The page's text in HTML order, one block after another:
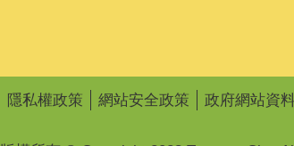
隱私權政策 網站安全政策 政府網站資